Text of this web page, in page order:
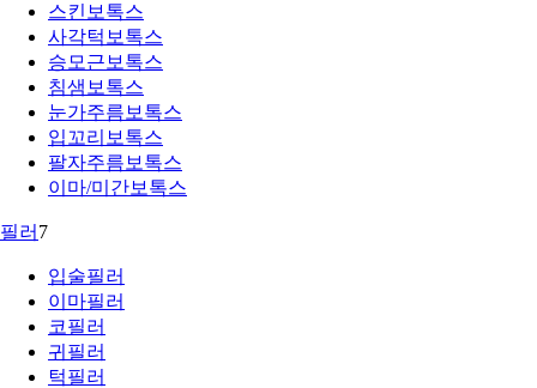
스킨보톡스
사각턱보톡스
승모근보톡스
침샘보톡스
눈가주름보톡스
입꼬리보톡스
팔자주름보톡스
이마/미간보톡스
필러 7
입술필러
이마필러
코필러
귀필러
턱필러